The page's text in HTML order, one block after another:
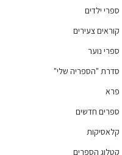
ספרי ילדים
קוראים צעירים
ספרי נוער
סדרת "הספריה שלי"
פרא
ספרים חדשים
קלאסיקות
קטלוג הספרים